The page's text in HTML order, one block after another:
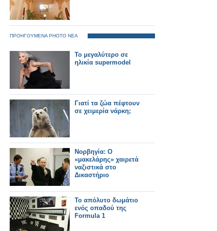
ΠΡΟΗΓΟΥΜΕΝΑ PHOTO ΝΕΑ
Το μεγαλύτερο σε
ηλικία supermodel
Γιατί τα ζώα πέφτουν
σε χειμερία νάρκη;
Νορβηγία: Ο
«μακελάρης» χαιρετά
ναζιστικά στο
Δικαστήριο
Το απόλυτο δωμάτιο
ενός οπαδού της
Formula 1